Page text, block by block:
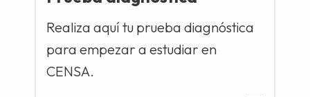
Realiza aquí tu prueba diagnóstica
para empezar a estudiar en
CENSA.